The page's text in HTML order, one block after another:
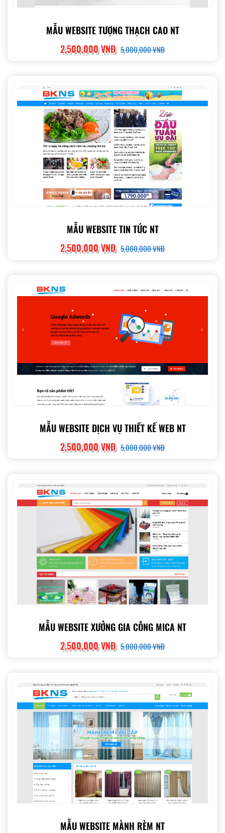
MẪU WEBSITE TƯỢNG THẠCH CAO NT
2,500,000 VNĐ 5,000,000 VNĐ
MẪU WEBSITE TIN TỨC NT
2,500,000 VNĐ 5,000,000 VNĐ
MẪU WEBSITE DỊCH VỤ THIẾT KẾ WEB NT
2,500,000 VNĐ 5,000,000 VNĐ
MẪU WEBSITE XƯỞNG GIA CÔNG MICA NT
2,500,000 VNĐ 5,000,000 VNĐ
MẪU WEBSITE MÀNH RÈM NT